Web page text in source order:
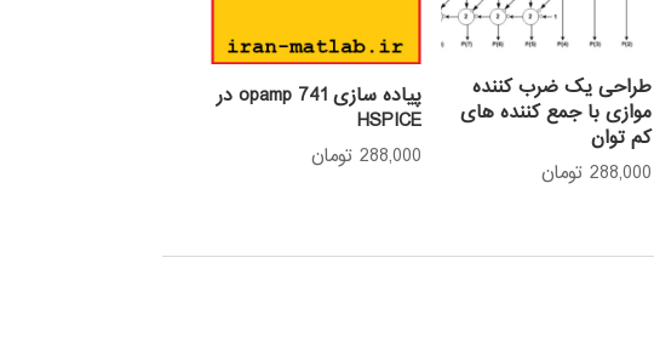
طراحی یک ضرب کننده
موازی با جمع کننده های
کم توان
288,000 تومان
پیاده سازی opamp 741 در
HSPICE
288,000 تومان